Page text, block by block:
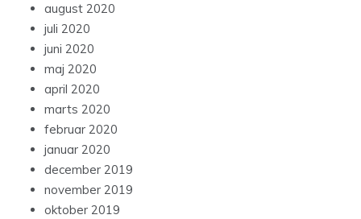
august 2020
juli 2020
juni 2020
maj 2020
april 2020
marts 2020
februar 2020
januar 2020
december 2019
november 2019
oktober 2019